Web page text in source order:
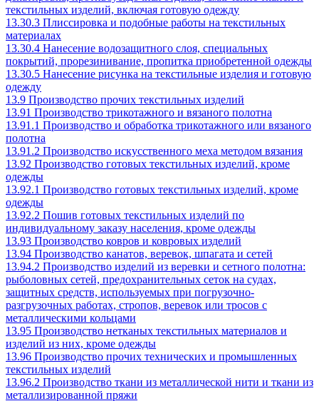
текстильных изделий, включая готовую одежду
13.30.3 Плиссировка и подобные работы на текстильных
материалах
13.30.4 Нанесение водозащитного слоя, специальных
покрытий, прорезинивание, пропитка приобретенной одежды
13.30.5 Нанесение рисунка на текстильные изделия и готовую
одежду
13.9 Производство прочих текстильных изделий
13.91 Производство трикотажного и вязаного полотна
13.91.1 Производство и обработка трикотажного или вязаного
полотна
13.91.2 Производство искусственного меха методом вязания
13.92 Производство готовых текстильных изделий, кроме
одежды
13.92.1 Производство готовых текстильных изделий, кроме
одежды
13.92.2 Пошив готовых текстильных изделий по
индивидуальному заказу населения, кроме одежды
13.93 Производство ковров и ковровых изделий
13.94 Производство канатов, веревок, шпагата и сетей
13.94.2 Производство изделий из веревки и сетного полотна:
рыболовных сетей, предохранительных сеток на судах,
защитных средств, используемых при погрузочно-
разгрузочных работах, стропов, веревок или тросов с
металлическими кольцами
13.95 Производство нетканых текстильных материалов и
изделий из них, кроме одежды
13.96 Производство прочих технических и промышленных
текстильных изделий
13.96.2 Производство ткани из металлической нити и ткани из
металлизированной пряжи